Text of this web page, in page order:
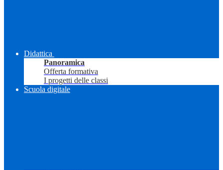
Didattica
Panoramica
Offerta formativa
I progetti delle classi
Scuola digitale